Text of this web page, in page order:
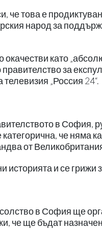
че това е
народ за
като
за
„Россия 24“.
в София,
че няма
от
историята и се грижи
в София ще
че ще бъдат